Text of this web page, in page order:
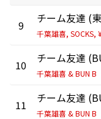
9
10
千葉雄喜 & BUN B
11
千葉雄喜 & BUN B